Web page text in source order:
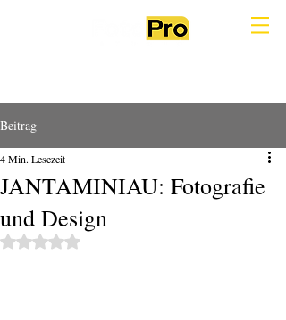
Beitrag
JANTAMINIAU: Fotografie
und Design
4 Min. Lesezeit
Mit NaN von 5 Sternen bewertet.